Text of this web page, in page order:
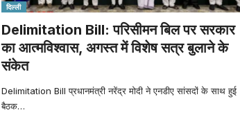
दिल्ली
Delimitation Bill: परिसीमन बिल पर सरकार
का आत्मविश्वास, अगस्त में विशेष सत्र बुलाने के
संकेत
Delimitation Bill प्रधानमंत्री नरेंद्र मोदी ने एनडीए सांसदों के साथ हुई
बैठक…